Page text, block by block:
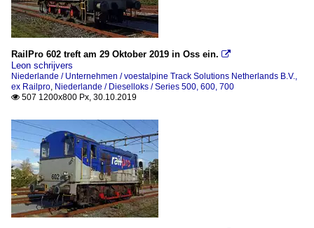
RailPro 602 treft am 29 Oktober 2019 in Oss ein. 
Leon schrijvers
Niederlande / Unternehmen / voestalpine Track Solutions Netherlands B.V.,
ex Railpro, Niederlande / Dieselloks / Series 500, 600, 700
 507 1200x800 Px, 30.10.2019